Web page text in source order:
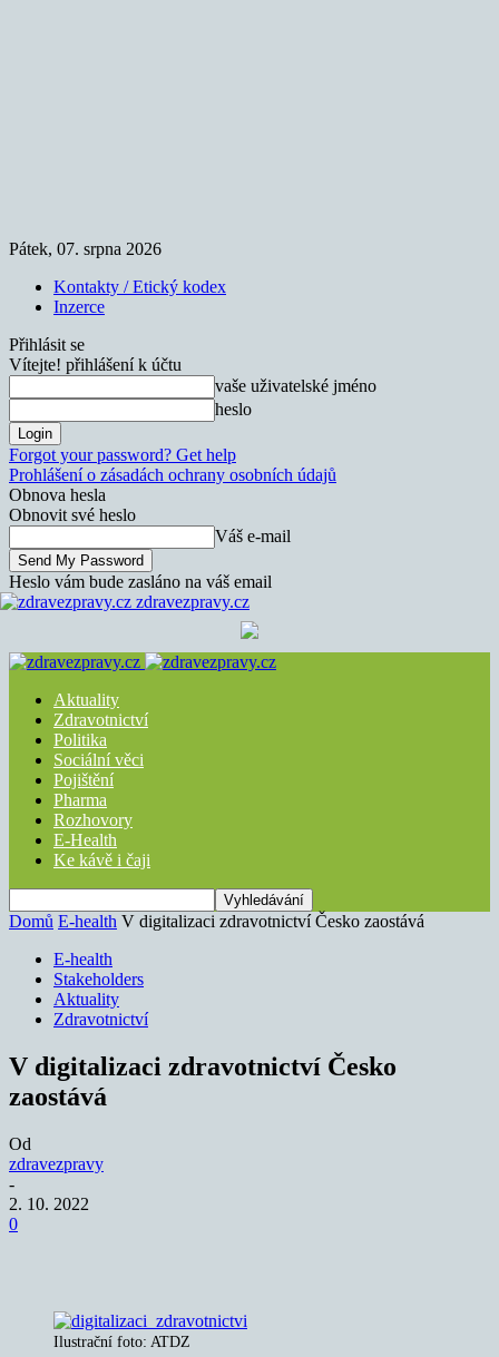
Pátek, 07. srpna 2026
Kontakty / Etický kodex
Inzerce
Přihlásit se
Vítejte! přihlášení k účtu
vaše uživatelské jméno
heslo
Forgot your password? Get help
Prohlášení o zásadách ochrany osobních údajů
Obnova hesla
Obnovit své heslo
Váš e-mail
Heslo vám bude zasláno na váš email
zdravezpravy.cz
Aktuality
Zdravotnictví
Politika
Sociální věci
Pojištění
Pharma
Rozhovory
E-Health
Ke kávě i čaji
Domů E-health V digitalizaci zdravotnictví Česko zaostává
E-health
Stakeholders
Aktuality
Zdravotnictví
V digitalizaci zdravotnictví Česko
zaostává
Od
zdravezpravy
-
2. 10. 2022
0
Ilustrační foto: ATDZ